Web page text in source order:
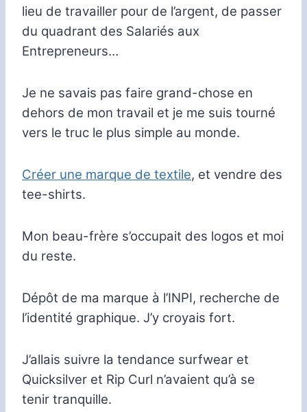
lieu de travailler pour de l’argent, de passer
du quadrant des Salariés aux
Entrepreneurs…
Je ne savais pas faire grand-chose en
dehors de mon travail et je me suis tourné
vers le truc le plus simple au monde.
Créer une marque de textile, et vendre des
tee-shirts.
Mon beau-frère s’occupait des logos et moi
du reste.
Dépôt de ma marque à l’INPI, recherche de
l’identité graphique. J’y croyais fort.
J’allais suivre la tendance surfwear et
Quicksilver et Rip Curl n’avaient qu’à se
tenir tranquille.